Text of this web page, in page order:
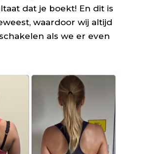
dat je boekt! En dit is
waardoor wij altijd
als we er even